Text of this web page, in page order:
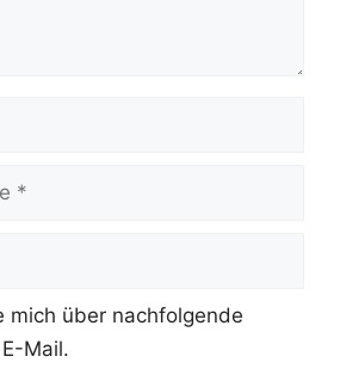
mich über nachfolgende
Mail.